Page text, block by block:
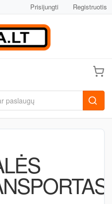
Prisijungti Registruotis